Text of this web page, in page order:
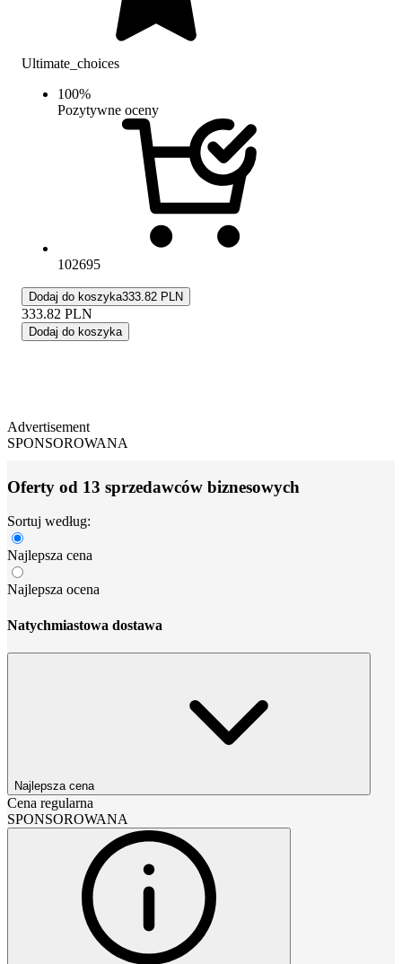
Ultimate_choices
100%
Pozytywne oceny
102695
Dodaj do koszyka333.82 PLN
333.82 PLN
Dodaj do koszyka
Advertisement
SPONSOROWANA
Oferty od 13 sprzedawców biznesowych
Sortuj według:
Najlepsza cena
Najlepsza ocena
Natychmiastowa dostawa
Najlepsza cena
Cena regularna
SPONSOROWANA